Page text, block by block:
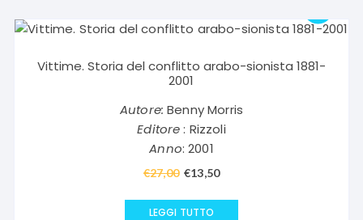
Vittime. Storia del conflitto arabo-sionista 1881-
2001
Autore: Benny Morris
Editore: Rizzoli
Anno: 2001
€27,00 Il
originale
€13,50Il
LEGGI TUTTO